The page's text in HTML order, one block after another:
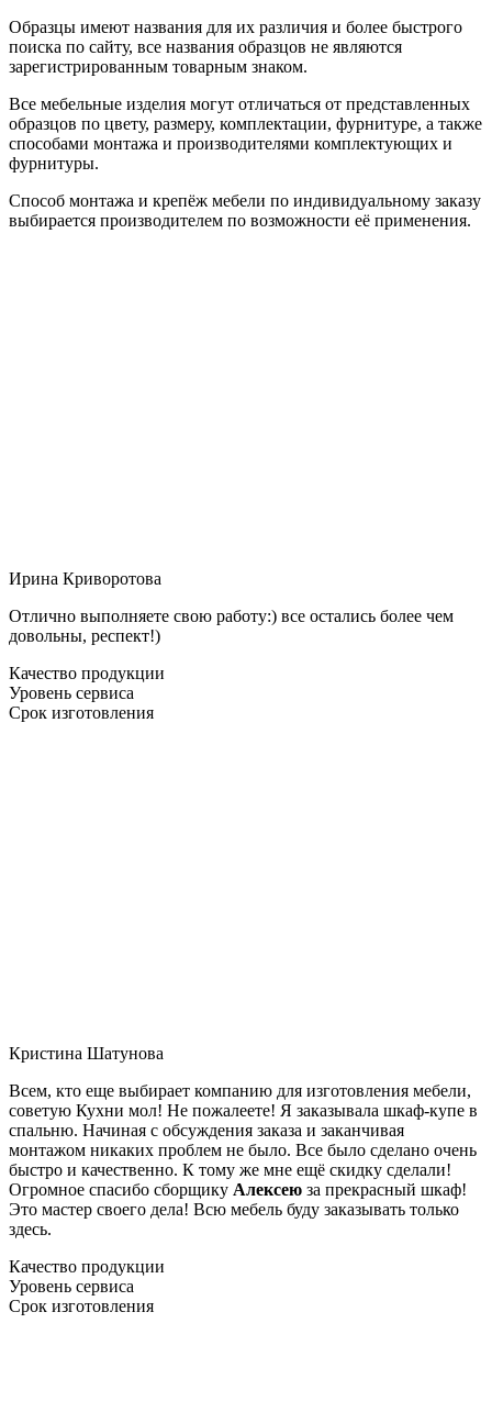
Образцы имеют названия для их различия и более быстрого
поиска по сайту, все названия образцов не являются
зарегистрированным товарным знаком.
Все мебельные изделия могут отличаться от представленных
образцов по цвету, размеру, комплектации, фурнитуре, а также
способами монтажа и производителями комплектующих и
фурнитуры.
Способ монтажа и крепёж мебели по индивидуальному заказу
выбирается производителем по возможности её применения.
Ирина Криворотова
Отлично выполняете свою работу:) все остались более чем
довольны, респект!)
Качество продукции
Уровень сервиса
Срок изготовления
Кристина Шатунова
Всем, кто еще выбирает компанию для изготовления мебели,
советую Кухни мол! Не пожалеете! Я заказывала шкаф-купе в
спальню. Начиная с обсуждения заказа и заканчивая
монтажом никаких проблем не было. Все было сделано очень
быстро и качественно. К тому же мне ещё скидку сделали!
Огромное спасибо сборщику Алексею за прекрасный шкаф!
Это мастер своего дела! Всю мебель буду заказывать только
здесь.
Качество продукции
Уровень сервиса
Срок изготовления